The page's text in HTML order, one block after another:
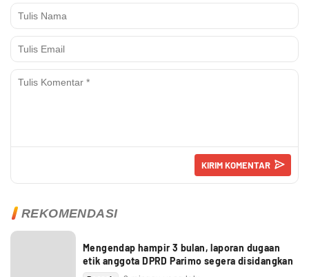
REKOMENDASI
Mengendap hampir 3 bulan, laporan dugaan
etik anggota DPRD Parimo segera disidangkan